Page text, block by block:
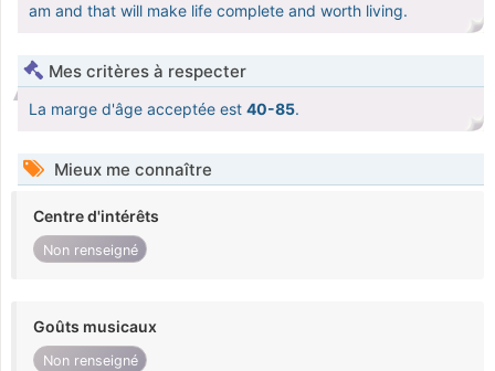
am and that will make life complete and worth living.
Mes critères à respecter
La marge d'âge acceptée est 40-85.
Mieux me connaître
Centre d'intérêts
Non renseigné
Goûts musicaux
Non renseigné